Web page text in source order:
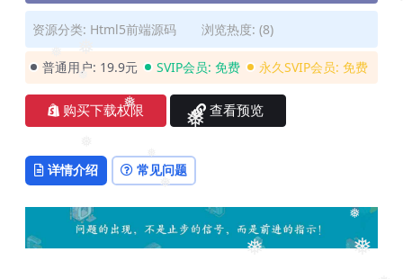
❅
❅
❅
❅
❅
❅
❅
❅
❅
资源分类: Html5前端源码 浏览热度: (8)
普通用户: 19.9元 SVIP会员: 免费 永久SVIP会员: 免费
购买下载权限 查看预览
详情介绍 常见问题